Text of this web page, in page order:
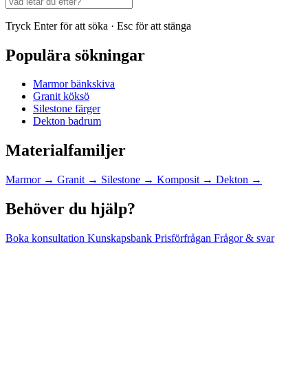
Tryck Enter för att söka · Esc för att stänga
Populära sökningar
Marmor bänkskiva
Granit köksö
Silestone färger
Dekton badrum
Materialfamiljer
Marmor → Granit → Silestone → Komposit → Dekton →
Behöver du hjälp?
Boka konsultation Kunskapsbank Prisförfrågan Frågor & svar